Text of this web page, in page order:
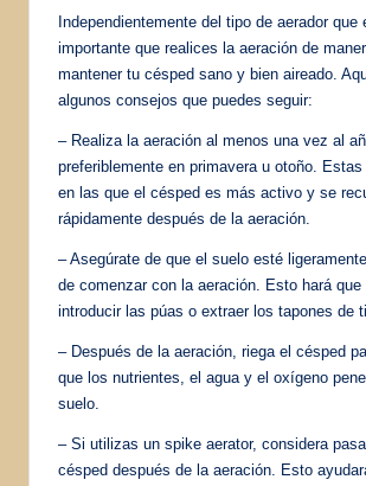
Independientemente del tipo de aerador que
importante que realices la aeración de
mantener tu césped sano y bien aireado.
algunos consejos que puedes seguir:
– Realiza la aeración al menos una vez al
preferiblemente en primavera u otoño.
en las que el césped es más activo y se
rápidamente después de la aeración.
– Asegúrate de que el suelo esté
de comenzar con la aeración. Esto hará que
introducir las púas o extraer los tapones de
– Después de la aeración, riega el césped
que los nutrientes, el agua y el oxígeno
suelo.
– Si utilizas un spike aerator, considera
césped después de la aeración. Esto